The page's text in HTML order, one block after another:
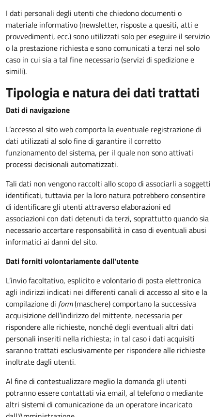
I dati personali degli utenti che chiedono documenti o
materiale informativo (newsletter, risposte a quesiti, atti e
provvedimenti, ecc.) sono utilizzati solo per eseguire il servizio
o la prestazione richiesta e sono comunicati a terzi nel solo
caso in cui sia a tal fine necessario (servizi di spedizione e
simili).
Tipologia e natura dei dati trattati
Dati di navigazione
L’accesso al sito web comporta la eventuale registrazione di
dati utilizzati al solo fine di garantire il corretto
funzionamento del sistema, per il quale non sono attivati
processi decisionali automatizzati.
Tali dati non vengono raccolti allo scopo di associarli a soggetti
identificati, tuttavia per la loro natura potrebbero consentire
di identificare gli utenti attraverso elaborazioni ed
associazioni con dati detenuti da terzi, soprattutto quando sia
necessario accertare responsabilità in caso di eventuali abusi
informatici ai danni del sito.
Dati forniti volontariamente dall'utente
L’invio facoltativo, esplicito e volontario di posta elettronica
agli indirizzi indicati nei differenti canali di accesso al sito e la
compilazione di form(maschere) comportano la successiva
acquisizione dell’indirizzo del mittente, necessaria per
rispondere alle richieste, nonché degli eventuali altri dati
personali inseriti nella richiesta; in tal caso i dati acquisiti
saranno trattati esclusivamente per rispondere alle richieste
inoltrate dagli utenti.
Al fine di contestualizzare meglio la domanda gli utenti
potranno essere contattati via email, al telefono o mediante
altri sistemi di comunicazione da un operatore incaricato